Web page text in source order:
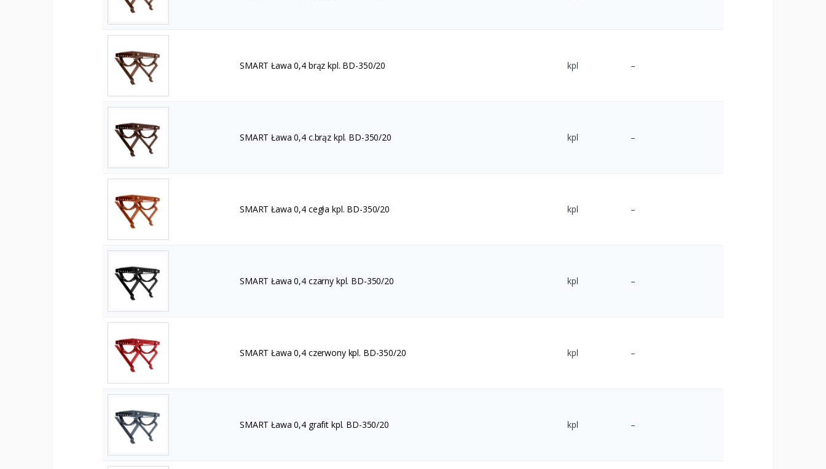
SMART Ława 0,4 brąz kpl. BD-350/20 kpl –
SMART Ława 0,4 c.brąz kpl. BD-350/20 kpl –
SMART Ława 0,4 cegła kpl. BD-350/20 kpl –
SMART Ława 0,4 czarny kpl. BD-350/20 kpl –
SMART Ława 0,4 czerwony kpl. BD-350/20 kpl –
SMART Ława 0,4 grafit kpl. BD-350/20 kpl –